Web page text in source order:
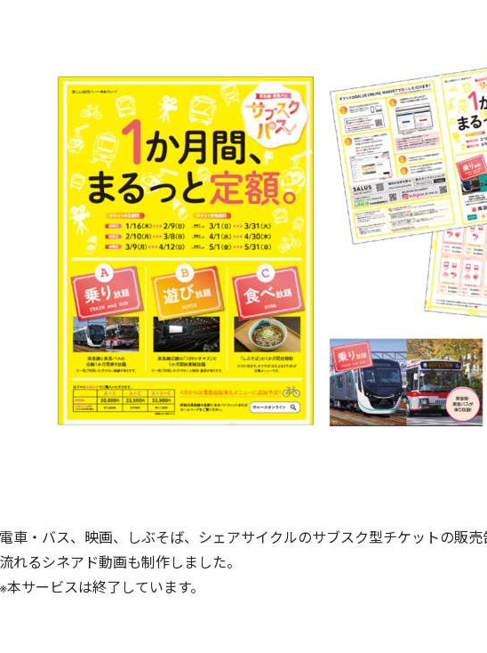
電車・バス、映画、しぶそば、シェアサイクルのサブスク型チケットの販
流れるシネアド動画も制作しました。
※本サービスは終了しています。